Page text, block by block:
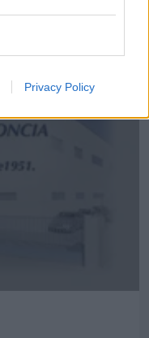
Privacy Policy10.348